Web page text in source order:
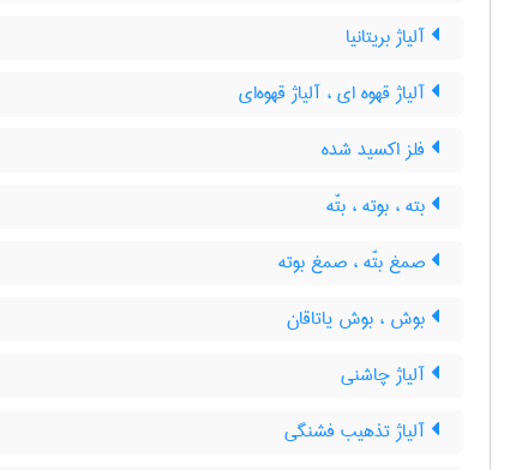
آلیاژ بریتانیا
آلیاژ قهوه ای ، آلیاژ قهوه‌ای
فلز اکسید شده
بته ، بوته ، بتّه
صمغ بتّه ، صمغ بوته
بوش ، بوش یاتاقان
آلیاژ چاشنی
آلیاژ تذهیب فشنگی